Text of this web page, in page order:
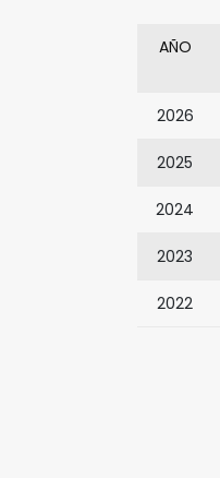
AÑO
2026
2025
2024
2023
2022